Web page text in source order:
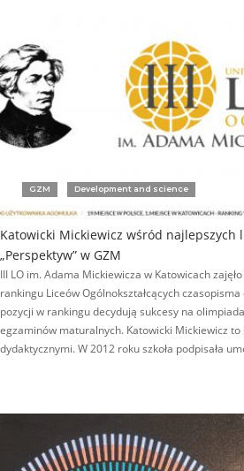
GZM Development and science
Katowicki Mickiewicz wśród najlepszych
„Perspektyw” w GZM
III LO im. Adama Mickiewicza w Katowicach
rankingu Liceów Ogólnokształcących
pozycji w rankingu decydują sukcesy na
egzaminów maturalnych. Katowicki Mickiewicz to
dydaktycznymi. W 2012 roku szkoła podpisała